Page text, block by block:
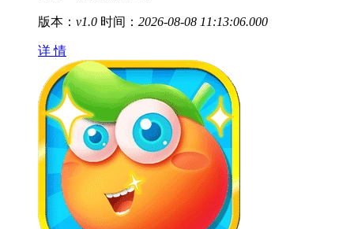
版本： v1.0 时间： 2026-08-08 11:13:06.000
详 情